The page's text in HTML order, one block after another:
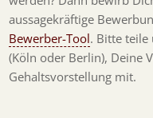
aussagekräftige
Bewerber-Tool. Bitte teile
(Köln oder Berlin), Deine
Gehaltsvorstellung mit.